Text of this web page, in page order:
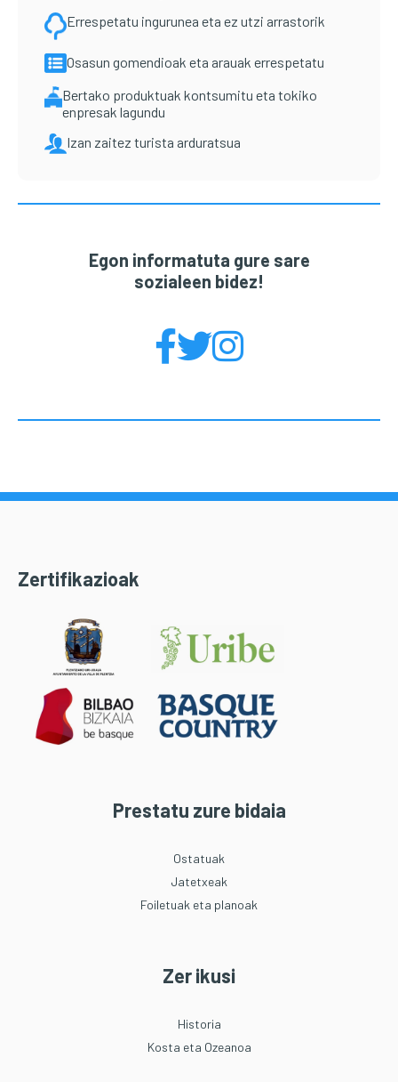
Errespetatu ingurunea eta ez utzi arrastorik
Osasun gomendioak eta arauak errespetatu
Bertako produktuak kontsumitu eta tokiko
enpresak lagundu
Izan zaitez turista arduratsua
Egon informatuta gure sare
sozialeen bidez!
Zertifikazioak
Prestatu zure bidaia
Ostatuak
Jatetxeak
Foiletuak eta planoak
Zer ikusi
Historia
Kosta eta Ozeanoa